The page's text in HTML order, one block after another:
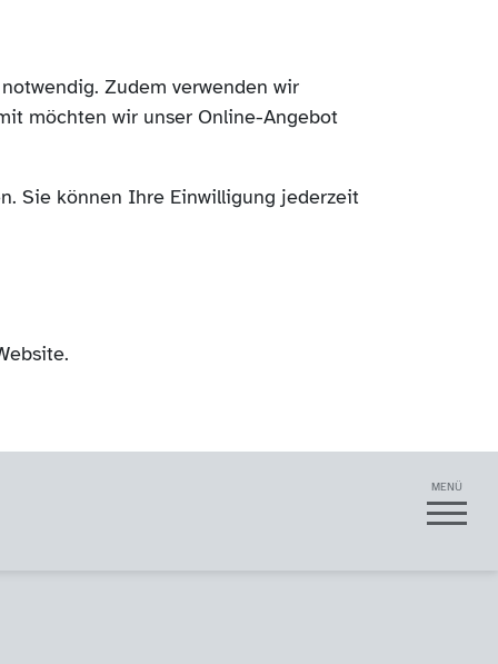
Zudem verwenden wir
möchten wir unser Online-Angebot
Sie können Ihre Einwilligung jederzeit
MENÜ